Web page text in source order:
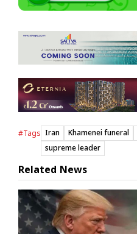
#Tags Iran Khamenei funeral
supreme leader
Related News